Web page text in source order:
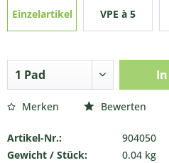
Einzelartikel VPE à 5
Merken Bewerten
Artikel-Nr.:
904050
Gewicht / Stück:
0.04 kg